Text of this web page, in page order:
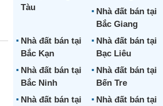
Tàu
Nhà đất bán tại
Bắc Giang
Nhà đất bán tại
Bắc Kạn
Nhà đất bán tại
Bạc Liêu
Nhà đất bán tại
Bắc Ninh
Nhà đất bán tại
Bến Tre
Nhà đất bán tại
Nhà đất bán tại